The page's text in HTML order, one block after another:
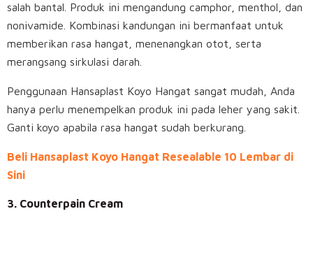
salah bantal. Produk ini mengandung camphor, menthol, dan
nonivamide. Kombinasi kandungan ini bermanfaat untuk
memberikan rasa hangat, menenangkan otot, serta
merangsang sirkulasi darah.
Penggunaan Hansaplast Koyo Hangat sangat mudah, Anda
hanya perlu menempelkan produk ini pada leher yang sakit.
Ganti koyo apabila rasa hangat sudah berkurang.
Beli Hansaplast Koyo Hangat Resealable 10 Lembar di
Sini
3. Counterpain Cream